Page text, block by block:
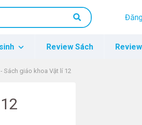
Review Sách
Sách giáo khoa Vật lí 12